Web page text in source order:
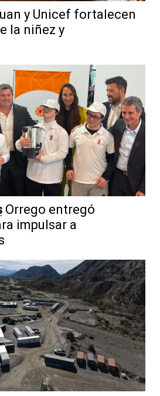
y Unicef fortalecen
la niñez y
Orrego entregó
impulsar a